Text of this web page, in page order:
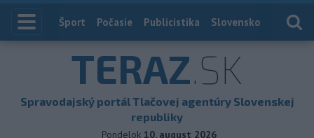
Index
Šport Počasie Publicistika Slovensko
TERAZ.SK
Spravodajský portál Tlačovej agentúry Slovenskej
republiky
Pondelok 10. august 2026